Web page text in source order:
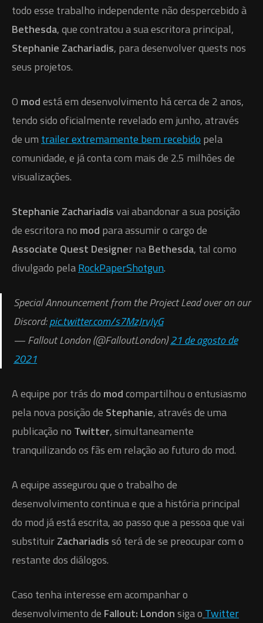
todo esse trabalho independente não despercebido à
Bethesda, que contratou a sua escritora principal,
Stephanie Zachariadis, para desenvolver quests nos
seus projetos.
O modestá em desenvolvimento há cerca de 2 anos,
tendo sido oficialmente revelado em junho, através
de um trailer extremamente bem recebido pela
comunidade, e já conta com mais de 2.5 milhões de
visualizações.
Stephanie Zachariadisvai abandonar a sua posição
de escritora no mod para assumir o cargo de
Associate Quest Designer naBethesda, tal como
divulgado pelaRockPaperShotgun.
Special Announcement from the Project Lead over on our
Discord:pic.twitter.com/s7MzJrvJyG
— Fallout London (@FalloutLondon)21 de agosto de
2021
A equipe por trás do modcompartilhou o entusiasmo
pela nova posição de Stephanie, através de uma
publicação no Twitter, simultaneamente
tranquilizando os fãs em relação ao futuro do mod.
A equipe assegurou que o trabalho de
desenvolvimento continua e que a história principal
do mod já está escrita, ao passo que a pessoa que vai
substituirZachariadissó terá de se preocupar com o
restante dos diálogos.
Caso tenha interesse em acompanhar o
desenvolvimento de Fallout: Londonsiga o Twitter